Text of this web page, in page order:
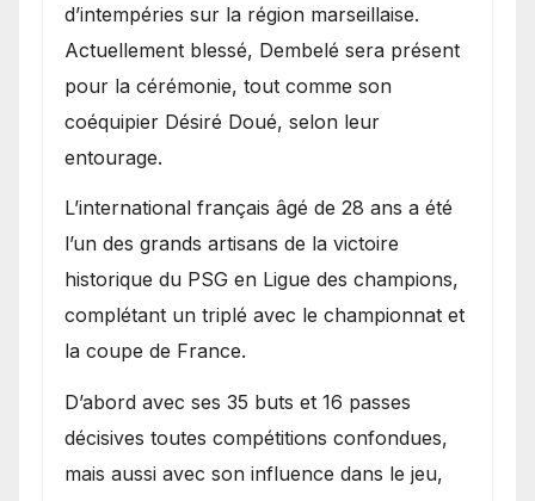
d’intempéries sur la région marseillaise.
Actuellement blessé, Dembelé sera présent
pour la cérémonie, tout comme son
coéquipier Désiré Doué, selon leur
entourage.
L’international français âgé de 28 ans a été
l’un des grands artisans de la victoire
historique du PSG en Ligue des champions,
complétant un triplé avec le championnat et
la coupe de France.
D’abord avec ses 35 buts et 16 passes
décisives toutes compétitions confondues,
mais aussi avec son influence dans le jeu,